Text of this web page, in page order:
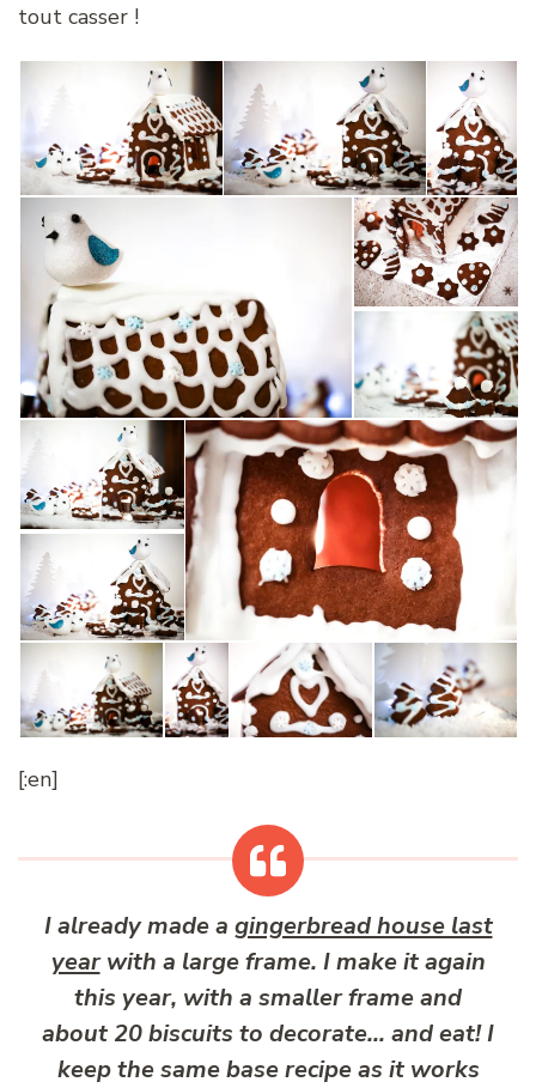
tout casser !
[:en]
I already made a gingerbread house last
yearwith a large frame. I make it again
this year, with a smaller frame and
about 20 biscuits to decorate… and eat! I
keep the same base recipe as it works